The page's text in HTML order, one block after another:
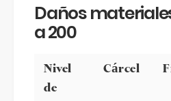
Daños
a 200
Nivel
de
Cárcel